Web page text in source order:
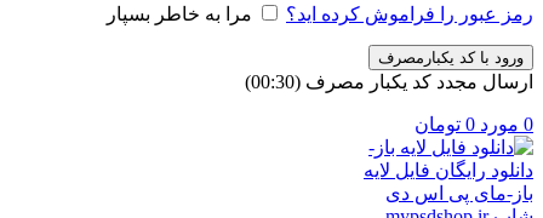
رمز عبور را فراموش کرده اید؟ مرا به خاطر بسپار
ورود با کد یکبارمصرف
ارسال مجدد کد یکبار مصرف (00:
30
)
0 مورد 0 تومان